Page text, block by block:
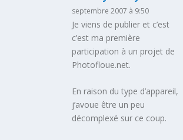
septembre 2007 à 9:50
Je viens de publier et c’est
c’est ma première
participation à un projet de
Photofloue.net.
En raison du type d’appareil,
j’avoue être un peu
décomplexé sur ce coup.